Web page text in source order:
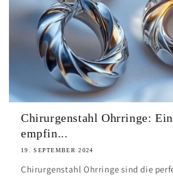
Chirurgenstahl Ohrringe:
empfin...
19. SEPTEMBER 2024
Chirurgenstahl Ohrringe sind die